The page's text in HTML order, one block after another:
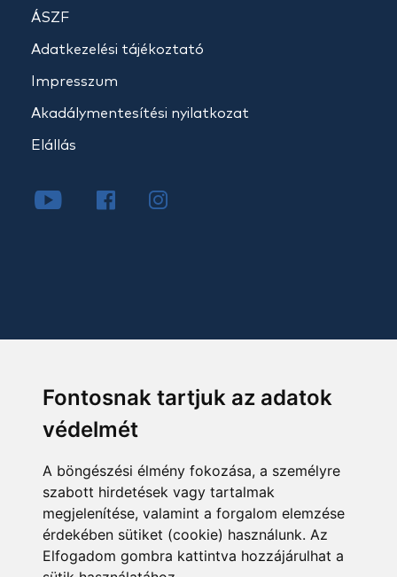
Fontosnak tartjuk az adatok
védelmét
A böngészési élmény fokozása, a személyre
szabott hirdetések vagy tartalmak
megjelenítése, valamint a forgalom elemzése
érdekében sütiket (cookie) használunk. Az
Elfogadom gombra kattintva hozzájárulhat a
ÁSZF
Adatkezelési tájékoztató
Impresszum
Akadálymentesítési nyilatkozat
Elállás